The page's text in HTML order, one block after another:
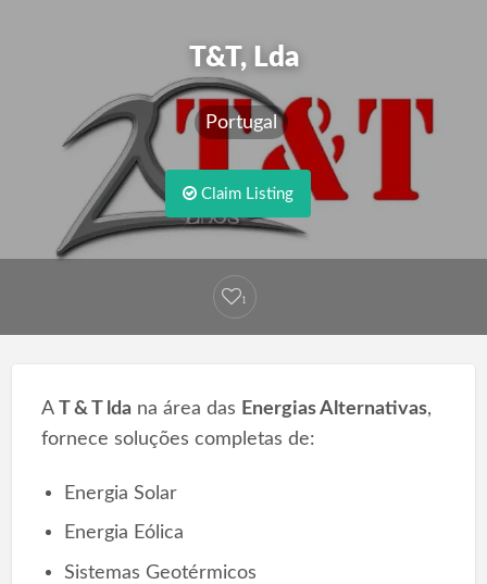
T&T, Lda
Portugal
Claim Listing
1
A T & T ldana área das Energias Alternativas,
fornece soluções completas de:
Energia Solar
Energia Eólica
Sistemas Geotérmicos